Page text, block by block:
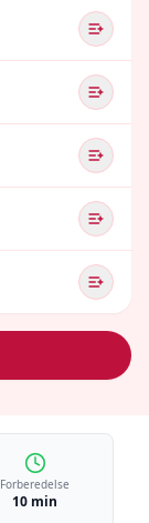
Forberedelse
10 min